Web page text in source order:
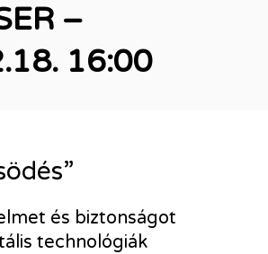
–
16:00
és biztonságot
technológiák